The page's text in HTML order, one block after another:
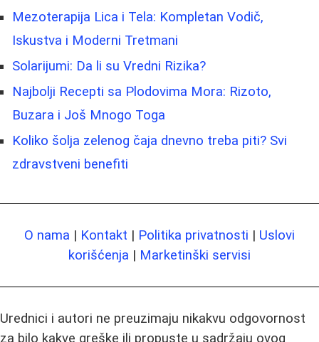
Mezoterapija Lica i Tela: Kompletan Vodič,
Iskustva i Moderni Tretmani
Solarijumi: Da li su Vredni Rizika?
Najbolji Recepti sa Plodovima Mora: Rizoto,
Buzara i Još Mnogo Toga
Koliko šolja zelenog čaja dnevno treba piti? Svi
zdravstveni benefiti
O nama | Kontakt | Politika privatnosti | Uslovi
korišćenja | Marketinški servisi
Urednici i autori ne preuzimaju nikakvu odgovornost
za bilo kakve greške ili propuste u sadržaju ovog